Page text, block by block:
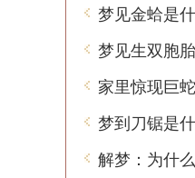
梦见金蛤是
梦见生双胞
家里惊现巨
梦到刀锯是
解梦：为什